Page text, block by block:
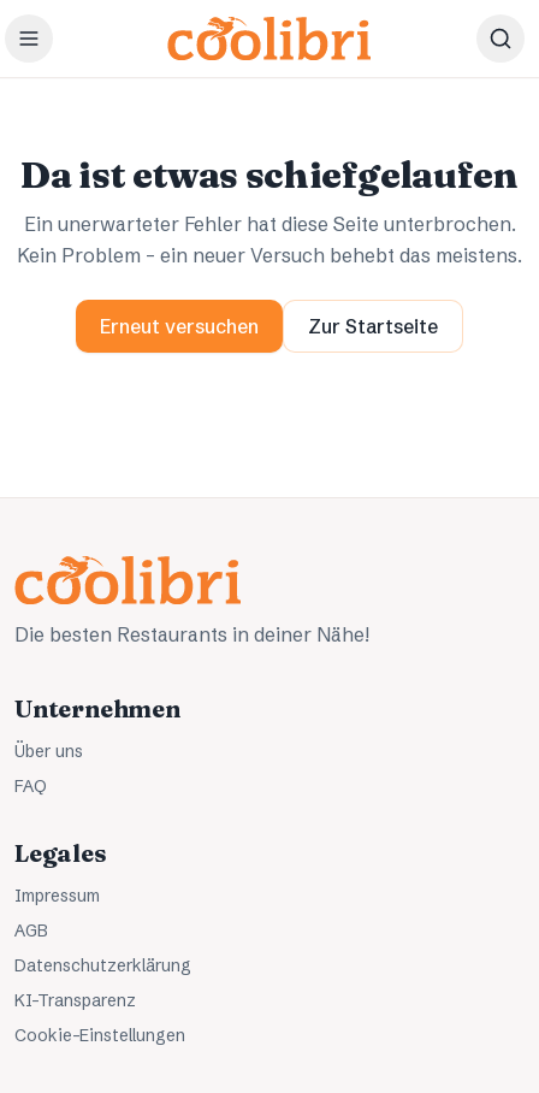
Zum Hauptinhalt springen
Da ist etwas schiefgelaufen
Ein unerwarteter Fehler hat diese Seite unterbrochen.
Kein Problem – ein neuer Versuch behebt das meistens.
Erneut versuchen Zur Startseite
Die besten Restaurants in deiner Nähe!
Unternehmen
Über uns
FAQ
Legales
Impressum
AGB
Datenschutzerklärung
KI-Transparenz
Cookie-Einstellungen